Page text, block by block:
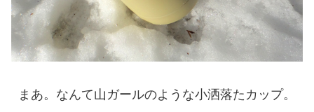
まあ。なんて山ガールのような小洒落たカップ。